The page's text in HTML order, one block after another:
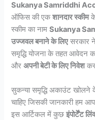
Sukanya Samriddhi
ऑफिस की एकशानदार स्कीमके
स्कीम का नामSukanya
उज्जवल बनाने के लिएसरकार
समृद्धि योजना के तहत आवेदन
औरअपनी बेटी के लिए निवेश
सुकन्या समृद्धि अकाउंट
चाहिए जिसकी जानकारी हम
इस आर्टिकल में कुछइंपोर्टेंट